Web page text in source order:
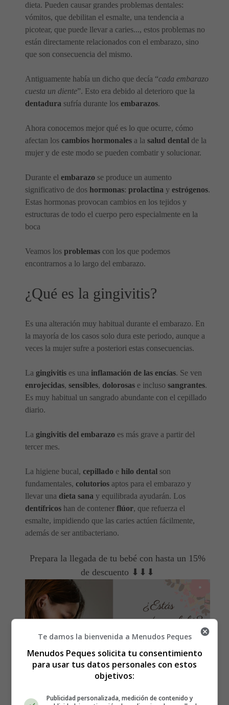
dieta. Pueden causar grandes problemas dentales:
vómitos, que debilitan el esmalte, una tendencia a
picotear, que puede llevar a caries..., estos problemas no
están directamente relacionados con el embarazo, sino
que son consecuencia del mismo.
Antiguamente había un dicho que decía “cada embarazo
cuesta un diente”. Esto era debido al deterioro que la
dentadura sufría durante los embarazos.
Ahora conocemos mejor qué es lo que ocurre, cómo
afectan los cambios hormonales a la salud dental de la
mujer y de este modo se pueden combatir y solucionar.
Durante el embarazo se produce un aumento
significativo de dos hormonas: prolactina y estrógenos.
Estas hormonas provocan cambios en los tejidos y
estructuras de todo el cuerpo pero especialmente en la
boca
Veamos los problemas con los que podemos
encontrarnos a lo largo del embarazo.
¿Qué es la gingivitis?
Es una alteración muy habitual durante el embarazo. En
la mayoría de los casos solo dura este periodo, aunque a
veces la mujer sufre a posteriori estas consecuencias.
La gingivitis es una inflamación de las encías. Se ven
enrojecidas, sensibles, dolorosas e incluso sangrantes.
Es muy habitual un sangrado abundante con el cepillado
diario.
La gingivitis del embarazo es más grave a partir del
tercer mes.
La higiene bucal, cepillado e hilo dental son
fundamentales, colutorios aptos para el embarazo y
llevar una dieta sana y equilibrada ayudarán. Los
dentífricos han de contener flúor, que refuerza el
esmalte, impidiendo que las caries actúen fácilmente,
además de ser antibacteriano.
Prepara la llegada de tu bebé con hasta un 15%
de descuento ⬇⬇⬇
Te damos la bienvenida a Menudos Peques
Menudos Peques solicita tu consentimiento
para usar tus datos personales con estos
objetivos:
Publicidad personalizada, medición de contenido y